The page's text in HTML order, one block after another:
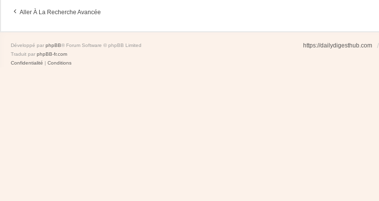
Aller À La Recherche Avancée
https://dailydigesthub.com
Développé par phpBB® Forum Software © phpBB Limited
Traduit par phpBB-fr.com
Confidentialité | Conditions